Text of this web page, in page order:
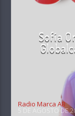
Sofía
Radio Marca AB
5 DE AGOSTO DE